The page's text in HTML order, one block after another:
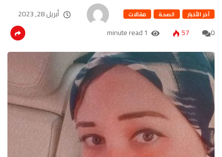
آخر الأخبار الصحة مقالات
أبريل 28, 2023
0
57
1 minute read